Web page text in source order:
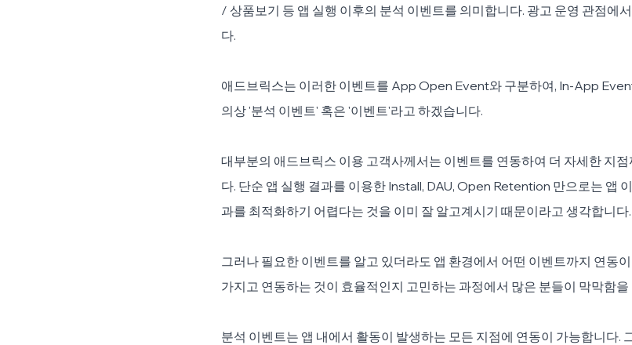
/ 상품보기 등 앱 실행 이후의 분석 이벤트를 의미합니다. 광고 운영 관점에
다.
애드브릭스는 이러한 이벤트를 App Open Event와 구분하여, In-App
의상 '분석 이벤트' 혹은 '이벤트'라고 하겠습니다.
대부분의 애드브릭스 이용 고객사께서는 이벤트를 연동하여 더 자세한 지
다. 단순 앱 실행 결과를 이용한 Install, DAU, Open Retention 만으로는 앱
과를 최적화하기 어렵다는 것을 이미 잘 알고계시기 때문이라고 생각합니다.
그러나 필요한 이벤트를 알고 있더라도 앱 환경에서 어떤 이벤트까지 연동
가지고 연동하는 것이 효율적인지 고민하는 과정에서 많은 분들이 막막함
분석 이벤트는 앱 내에서 활동이 발생하는 모든 지점에 연동이 가능합니다.